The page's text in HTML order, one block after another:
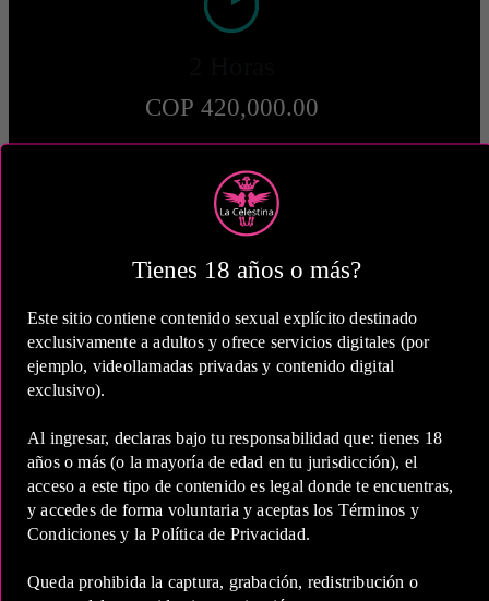
Tienes 18 años o más?
Este sitio contiene contenido sexual explícito destinado
exclusivamente a adultos y ofrece servicios digitales (por
ejemplo, videollamadas privadas y contenido digital
exclusivo).
Al ingresar, declaras bajo tu responsabilidad que: tienes 18
años o más (o la mayoría de edad en tu jurisdicción), el
acceso a este tipo de contenido es legal donde te encuentras,
y accedes de forma voluntaria y aceptas los Términos y
Condiciones y la Política de Privacidad.
Queda prohibida la captura, grabación, redistribución o
COP 420,000.00
5 Horas
Estas tarifas incluyen transporte y preservativos